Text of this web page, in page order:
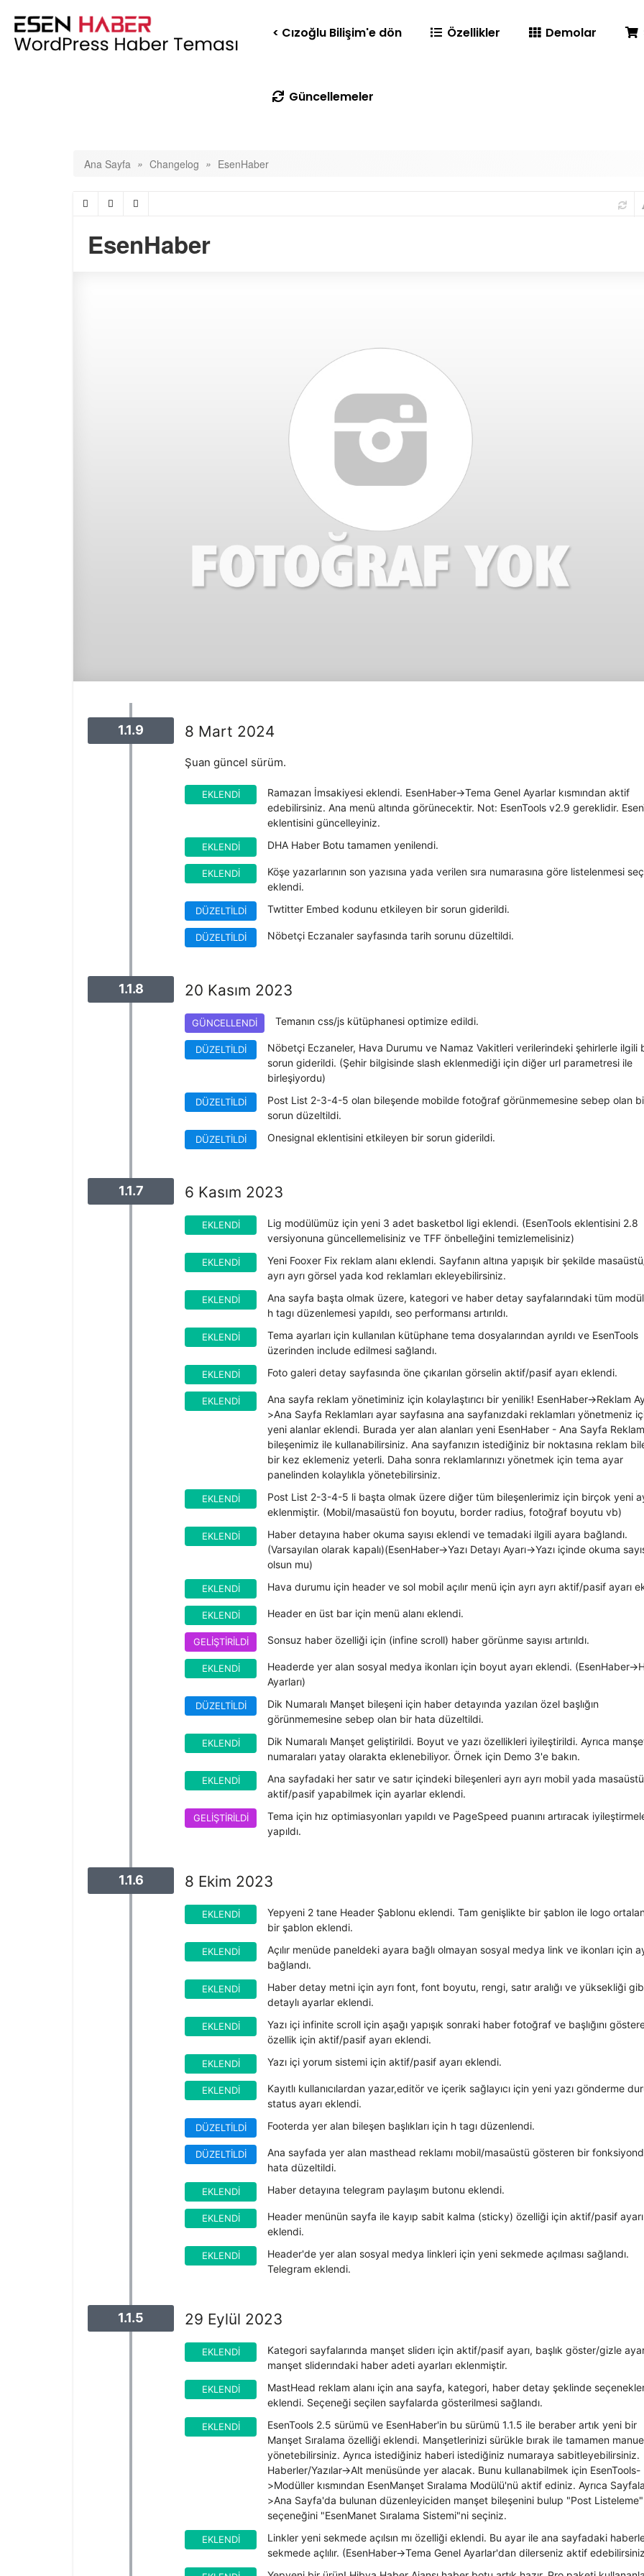
< Cızoğlu Bilişim'e dön Özellikler Demolar
Güncellemeler
Ana Sayfa » Changelog » EsenHaber
EsenHaber
1.1.9 8 Mart 2024
Şuan güncel sürüm.
EKLENDI
Ramazan İmsakiyesi eklendi. EsenHaber->Tema Genel Ayarlar kısmından aktif
edebilirsiniz. Ana menü altında görünecektir. Not: EsenTools v2.9 gereklidir.
eklentisini güncelleyiniz.
EKLENDI DHA Haber Botu tamamen yenilendi.
EKLENDI
Köşe yazarlarının son yazısına yada verilen sıra numarasına göre listelenmesi
eklendi.
DÜZELTILDI Twtitter Embed kodunu etkileyen bir sorun giderildi.
DÜZELTILDI Nöbetçi Eczanaler sayfasında tarih sorunu düzeltildi.
1.1.8 20 Kasım 2023
GÜNCELLENDI Temanın css/js kütüphanesi optimize edildi.
DÜZELTILDI
Nöbetçi Eczaneler, Hava Durumu ve Namaz Vakitleri verilerindeki şehirlerle ilgili
sorun giderildi. (Şehir bilgisinde slash eklenmediği için diğer url parametresi ile
birleşiyordu)
DÜZELTILDI
Post List 2-3-4-5 olan bileşende mobilde fotoğraf görünmemesine sebep olan
sorun düzeltildi.
DÜZELTILDI Onesignal eklentisini etkileyen bir sorun giderildi.
1.1.7 6 Kasım 2023
EKLENDI
Lig modülümüz için yeni 3 adet basketbol ligi eklendi. (EsenTools eklentisini 2.8
versiyonuna güncellemelisiniz ve TFF önbelleğini temizlemelisiniz)
EKLENDI
Yeni Fooxer Fix reklam alanı eklendi. Sayfanın altına yapışık bir şekilde
ayrı ayrı görsel yada kod reklamları ekleyebilirsiniz.
EKLENDI
Ana sayfa başta olmak üzere, kategori ve haber detay sayfalarındaki tüm
h tagı düzenlemesi yapıldı, seo performansı artırıldı.
EKLENDI
Tema ayarları için kullanılan kütüphane tema dosyalarından ayrıldı ve EsenTools
üzerinden include edilmesi sağlandı.
EKLENDI Foto galeri detay sayfasında öne çıkarılan görselin aktif/pasif ayarı eklendi.
EKLENDI
Ana sayfa reklam yönetiminiz için kolaylaştırıcı bir yenilik! EsenHaber->Reklam
>Ana Sayfa Reklamları ayar sayfasına ana sayfanızdaki reklamları yönetmeniz
yeni alanlar eklendi. Burada yer alan alanları yeni EsenHaber - Ana Sayfa
bileşenimiz ile kullanabilirsiniz. Ana sayfanızın istediğiniz bir noktasına reklam
bir kez eklemeniz yeterli. Daha sonra reklamlarınızı yönetmek için tema ayar
panelinden kolaylıkla yönetebilirsiniz.
EKLENDI
Post List 2-3-4-5 li başta olmak üzere diğer tüm bileşenlerimiz için birçok yeni
eklenmiştir. (Mobil/masaüstü fon boyutu, border radius, fotoğraf boyutu vb)
EKLENDI
Haber detayına haber okuma sayısı eklendi ve temadaki ilgili ayara bağlandı.
(Varsayılan olarak kapalı)(EsenHaber->Yazı Detayı Ayarı->Yazı içinde okuma
olsun mu)
EKLENDI Hava durumu için header ve sol mobil açılır menü için ayrı ayrı aktif/pasif ayarı
EKLENDI Header en üst bar için menü alanı eklendi.
GELIŞTIRILDI Sonsuz haber özelliği için (infine scroll) haber görünme sayısı artırıldı.
EKLENDI
Headerde yer alan sosyal medya ikonları için boyut ayarı eklendi. (EsenHaber-
Ayarları)
DÜZELTILDI
Dik Numaralı Manşet bileşeni için haber detayında yazılan özel başlığın
görünmemesine sebep olan bir hata düzeltildi.
EKLENDI
Dik Numaralı Manşet geliştirildi. Boyut ve yazı özellikleri iyileştirildi. Ayrıca
numaraları yatay olarakta eklenebiliyor. Örnek için Demo 3'e bakın.
EKLENDI
Ana sayfadaki her satır ve satır içindeki bileşenleri ayrı ayrı mobil yada
aktif/pasif yapabilmek için ayarlar eklendi.
GELIŞTIRILDI
Tema için hız optimiasyonları yapıldı ve PageSpeed puanını artıracak
yapıldı.
1.1.6 8 Ekim 2023
EKLENDI
Yepyeni 2 tane Header Şablonu eklendi. Tam genişlikte bir şablon ile logo
bir şablon eklendi.
EKLENDI
Açılır menüde paneldeki ayara bağlı olmayan sosyal medya link ve ikonları için
bağlandı.
EKLENDI
Haber detay metni için ayrı font, font boyutu, rengi, satır aralığı ve yüksekliği
detaylı ayarlar eklendi.
EKLENDI
Yazı içi infinite scroll için aşağı yapışık sonraki haber fotoğraf ve başlığını
özellik için aktif/pasif ayarı eklendi.
EKLENDI Yazı içi yorum sistemi için aktif/pasif ayarı eklendi.
EKLENDI
Kayıtlı kullanıcılardan yazar,editör ve içerik sağlayıcı için yeni yazı gönderme
status ayarı eklendi.
DÜZELTILDI Footerda yer alan bileşen başlıkları için h tagı düzenlendi.
DÜZELTILDI
Ana sayfada yer alan masthead reklamı mobil/masaüstü gösteren bir
hata düzeltildi.
EKLENDI Haber detayına telegram paylaşım butonu eklendi.
EKLENDI
Header menünün sayfa ile kayıp sabit kalma (sticky) özelliği için aktif/pasif ayarı
eklendi.
EKLENDI
Header'de yer alan sosyal medya linkleri için yeni sekmede açılması sağlandı.
Telegram eklendi.
1.1.5 29 Eylül 2023
EKLENDI
Kategori sayfalarında manşet sliderı için aktif/pasif ayarı, başlık göster/gizle
manşet sliderındaki haber adeti ayarları eklenmiştir.
EKLENDI
MastHead reklam alanı için ana sayfa, kategori, haber detay şeklinde
eklendi. Seçeneği seçilen sayfalarda gösterilmesi sağlandı.
EKLENDI
EsenTools 2.5 sürümü ve EsenHaber'in bu sürümü 1.1.5 ile beraber artık yeni bir
Manşet Sıralama özelliği eklendi. Manşetlerinizi sürükle bırak ile tamamen
yönetebilirsiniz. Ayrıca istediğiniz haberi istediğiniz numaraya sabitleyebilirsiniz.
Haberler/Yazılar->Alt menüsünde yer alacak. Bunu kullanabilmek için EsenTools-
>Modüller kısmından EsenManşet Sıralama Modülü'nü aktif ediniz. Ayrıca
>Ana Sayfa'da bulunan düzenleyiciden manşet bileşenini bulup "Post Listeleme"
seçeneğini "EsenManet Sıralama Sistemi"ni seçiniz.
EKLENDI
Linkler yeni sekmede açılsın mı özelliği eklendi. Bu ayar ile ana sayfadaki
sekmede açlılır. (EsenHaber->Tema Genel Ayarlar'dan dilerseniz aktif